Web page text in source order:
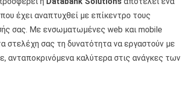
έχει αναπτυχθεί με επίκεντρο τους
σας. Με ενσωματωμένες web και mobile
στελέχη σας τη δυνατότητα να εργαστούν με
ανταποκρινόμενα καλύτερα στις ανάγκες των